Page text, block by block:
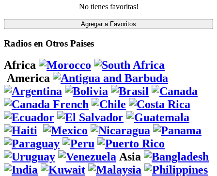
No tienes favoritas!
Radios en Otros Paises
Africa
America
Asia